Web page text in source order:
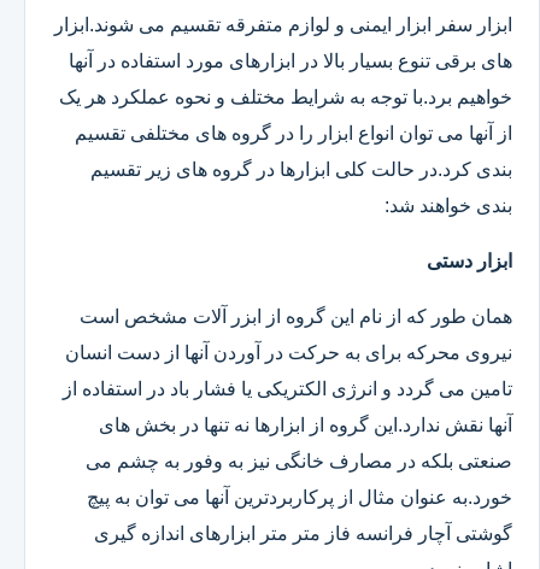
ابزار سفر ابزار ایمنی و لوازم متفرقه تقسیم می شوند.ابزار
های برقی تنوع بسیار بالا در ابزارهای مورد استفاده در آنها
خواهیم برد.با توجه به شرایط مختلف و نحوه عملکرد هر یک
از آنها می توان انواع ابزار را در گروه های مختلفی تقسیم
بندی کرد.در حالت کلی ابزارها در گروه های زیر تقسیم
بندی خواهند شد:
ابزار دستی
همان طور که از نام این گروه از ابزر آلات مشخص است
نیروی محرکه برای به حرکت در آوردن آنها از دست انسان
تامین می گردد و انرژی الکتریکی یا فشار باد در استفاده از
آنها نقش ندارد.این گروه از ابزارها نه تنها در بخش های
صنعتی بلکه در مصارف خانگی نیز به وفور به چشم می
خورد.به عنوان مثال از پرکاربردترین آنها می توان به پیچ
گوشتی آچار فرانسه فاز متر متر ابزارهای اندازه گیری